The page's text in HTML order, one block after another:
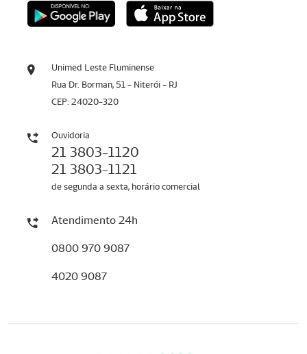
Unimed Leste Fluminense
Rua Dr. Borman, 51 - Niterói - RJ
CEP: 24020-320
Ouvidoria
21 3803-1120
21 3803-1121
de segunda a sexta, horário comercial
Atendimento 24h
0800 970 9087
4020 9087